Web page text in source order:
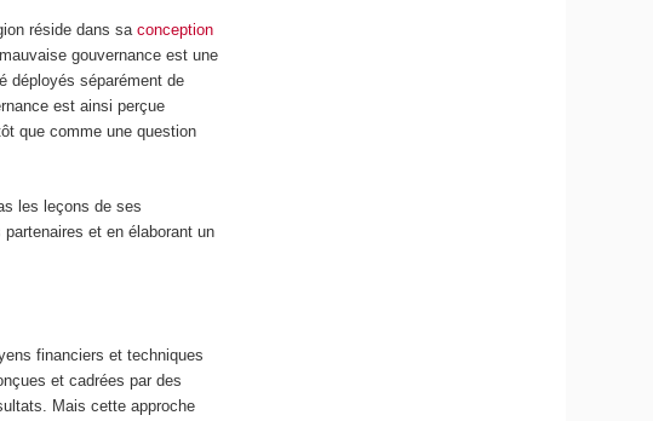
réside dans saconception
gouvernance est une
déployés séparément de
est ainsi perçue
que comme une question
les leçons de ses
et en élaborant un
financiers et techniques
et cadrées par des
Mais cette approche